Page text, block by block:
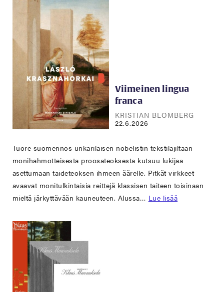
Viimeinen lingua
franca
KRISTIAN BLOMBERG
22.6.2026
Tuore suomennos unkarilaisen nobelistin tekstilajiltaan
monihahmotteisesta proosateoksesta kutsuu lukijaa
asettumaan taideteoksen ihmeen äärelle. Pitkät virkkeet
avaavat monitulkintaisia reittejä klassisen taiteen toisinaan
mieltä järkyttävään kauneuteen. Alussa… Lue lisää